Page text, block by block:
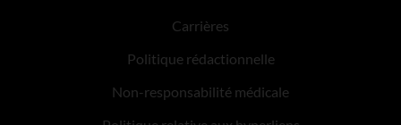
Carrières
Politique rédactionnelle
Non-responsabilité médicale